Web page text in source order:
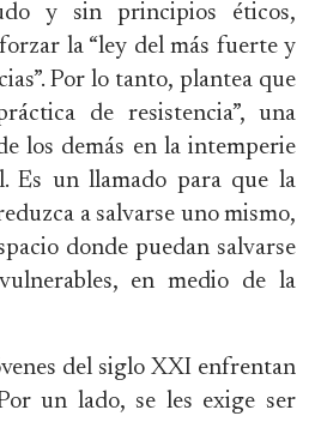
y sin principios éticos,
la “ley del más fuerte y
Por lo tanto, plantea que
de resistencia”, una
los demás en la intemperie
Es un llamado para que la
a salvarse uno mismo,
donde puedan salvarse
en medio de la
del siglo XXI enfrentan
un lado, se les exige ser